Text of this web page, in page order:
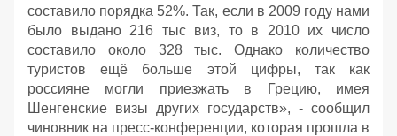
составило порядка 52%. Так, если в 2009 году нами
было выдано 216 тыс виз, то в 2010 их число
составило около 328 тыс. Однако количество
туристов ещё больше этой цифры, так как
россияне могли приезжать в Грецию, имея
Шенгенские визы других государств», - сообщил
чиновник на пресс-конференции, которая прошла в